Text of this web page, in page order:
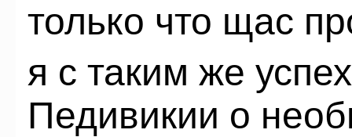
только что щас
я с таким же
Педивикии о